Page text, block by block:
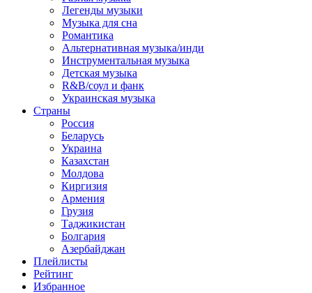
Легенды музыки
Музыка для сна
Романтика
Альтернативная музыка/инди
Инструментальная музыка
Детская музыка
R&B/cоул и фанк
Украинская музыка
Страны
Россия
Беларусь
Украина
Казахстан
Молдова
Киргизия
Армения
Грузия
Таджикистан
Болгария
Азербайджан
Плейлисты
Рейтинг
Избранное